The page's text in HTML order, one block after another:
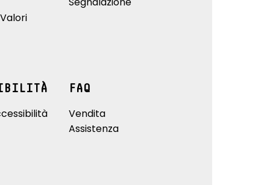
FAQ
Vendita
Assistenza